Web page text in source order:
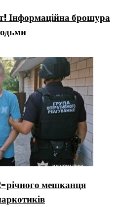
Інформаційна брошура
річного мешканця